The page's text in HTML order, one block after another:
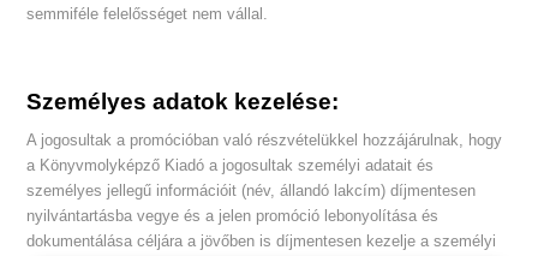
semmiféle felelősséget nem vállal.
Személyes adatok kezelése:
A jogosultak a promócióban való részvételükkel hozzájárulnak, hogy
a Könyvmolyképző Kiadó a jogosultak személyi adatait és
személyes jellegű információit (név, állandó lakcím) díjmentesen
nyilvántartásba vegye és a jelen promóció lebonyolítása és
dokumentálása céljára a jövőben is díjmentesen kezelje a személyi